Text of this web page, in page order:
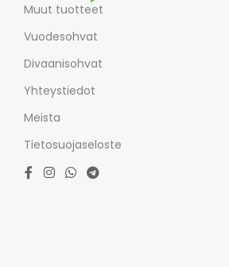
Muut tuotteet
Vuodesohvat
Divaanisohvat
Yhteystiedot
Meista
Tietosuojaseloste